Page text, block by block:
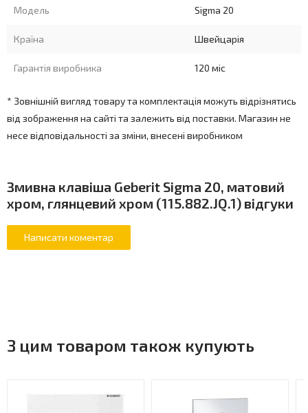
Модель Sigma 20
Країна Швейцарія
Гарантія виробника 120 міс
* Зовнішній вигляд товару та комплектація можуть відрізнятись
від зображення на сайті та залежить від поставки. Магазин не
несе відповідальності за зміни, внесені виробником
Змивна клавіша Geberit Sigma 20, матовий
хром, глянцевий хром (115.882.JQ.1) відгуки
З цим товаром також купують